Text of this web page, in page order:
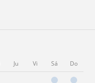
Ju Vi Sá Do